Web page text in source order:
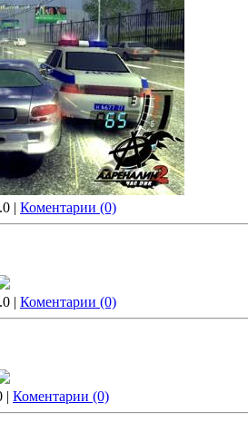
| Коментарии (0)
| Коментарии (0)
| Коментарии (0)